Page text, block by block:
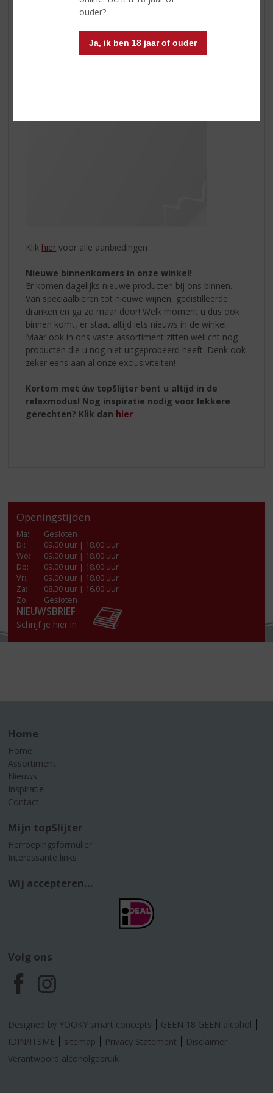
ouder?
Ja, ik ben 18 jaar of ouder
Glengarry Highland Single Malt Scotch Whisky
Lagen van zacht fruit, perzik, peer en
abrikoos, vers gesneden sinaasappelschil geeft het
palet wat frisheid. De zoetheid van caramel en het
vanilleachtige eiken zwakken het fruitige karakter af.
Klik hier voor alle aanbiedingen
Nieuwe binnenkomers in onze winkel!
Er komen dagelijks nieuwe producten bij ons binnen.
Van speciaalbieren tot nieuwe wijnen, gedistilleerde
dranken en ga zo maar door! Welk moment u dus ook
binnen komt, er staat altijd iets nieuws in de winkel.
Maar ook in ons vaste assortiment zitten wellicht nog
producten die u nog niet uitgeprobeerd heeft. Denk ook
zeker eens aan al onze exclusiviteiten!
Kortom met úw topSlijter bent u altijd in de
relaxmodus! Nog inspiratie nodig voor lekkere
gerechten? Klik dan hier
Openingstijden
Ma:
Gesloten
Di:
09.00 uur | 18.00 uur
Wo:
09.00 uur | 18.00 uur
Do:
09.00 uur | 18.00 uur
Vr:
09.00 uur | 18.00 uur
Za:
08.30 uur | 16.00 uur
Zo:
Gesloten
NIEUWSBRIEF
Schrijf je hier in
Home
Home
Assortiment
Nieuws
Inspiratie
Contact
Mijn topSlijter
Herroepingsformulier
Interessante links
Wij accepteren...
Volg ons
F
a
c
I
n
s
Designed by YOOKY smart concepts
GEEN 18 GEEN alcohol
IDIN/ITSME
sitemap Privacy Statement
Disclaimer
Verantwoord alcoholgebruik